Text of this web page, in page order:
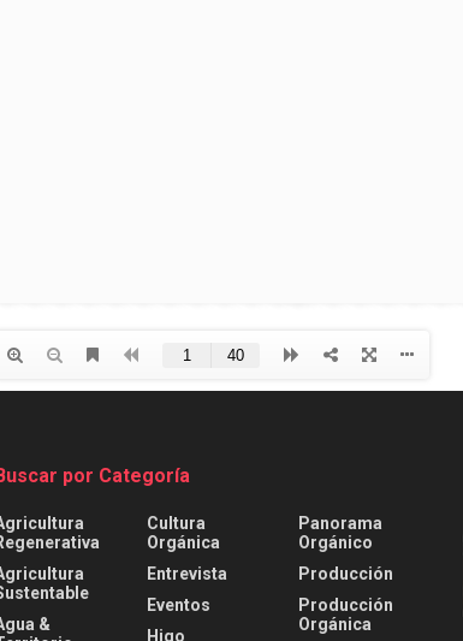
por Categoría
&
Cultura
Orgánica
Entrevista
Eventos
Higo
Panorama
Orgánico
Producción
Producción
Orgánica